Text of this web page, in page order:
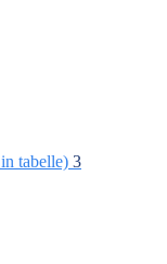
tabelle) 3